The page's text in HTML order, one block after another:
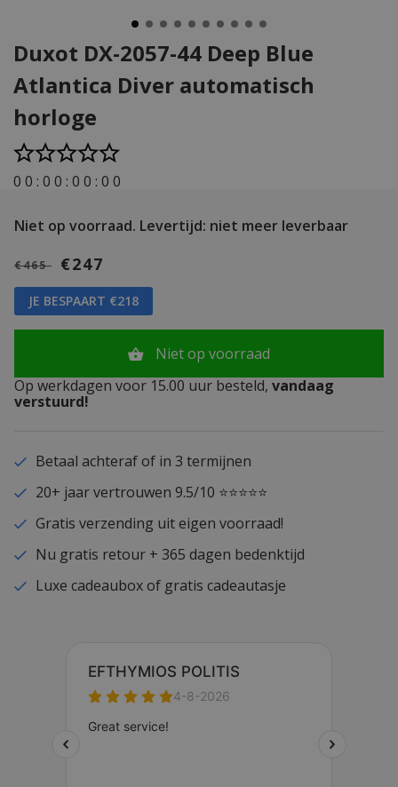
Duxot DX-2057-44 Deep Blue
Atlantica Diver automatisch
horloge
0 0 : 0 0 : 0 0 : 0 0
Niet op voorraad. Levertijd: niet meer leverbaar
€465 €247
JE BESPAART €218
Niet op voorraad
Op werkdagen voor 15.00 uur besteld, vandaag
verstuurd!
Betaal achteraf of in 3 termijnen
20+ jaar vertrouwen 9.5/10 ⭐⭐⭐⭐⭐
Gratis verzending uit eigen voorraad!
Nu gratis retour + 365 dagen bedenktijd
Luxe cadeaubox of gratis cadeautasje